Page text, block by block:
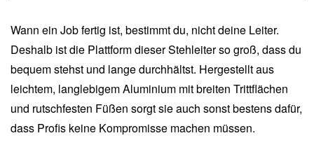
Wann ein Job fertig ist, bestimmt du, nicht deine Leiter.
Deshalb ist die Plattform dieser Stehleiter so groß, dass du
bequem stehst und lange durchhältst. Hergestellt aus
leichtem, langlebigem Aluminium mit breiten Trittflächen
und rutschfesten Füßen sorgt sie auch sonst bestens dafür,
dass Profis keine Kompromisse machen müssen.